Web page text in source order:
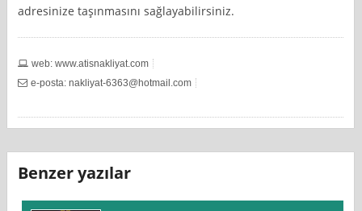
adresinize taşınmasını sağlayabilirsiniz.
web: www.atisnakliyat.com
e-posta:nakliyat-6363@hotmail.com
Benzer yazılar